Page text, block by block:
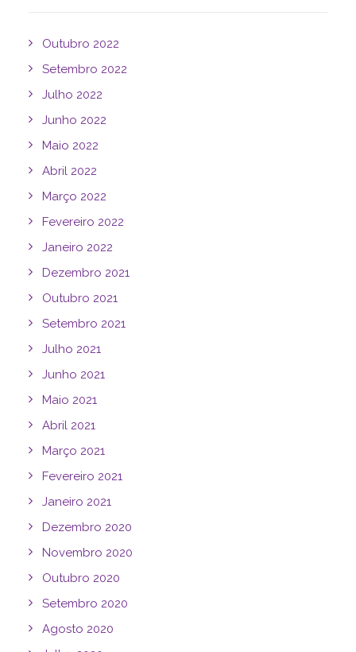
Outubro 2022
Setembro 2022
Julho 2022
Junho 2022
Maio 2022
Abril 2022
Março 2022
Fevereiro 2022
Janeiro 2022
Dezembro 2021
Outubro 2021
Setembro 2021
Julho 2021
Junho 2021
Maio 2021
Abril 2021
Março 2021
Fevereiro 2021
Janeiro 2021
Dezembro 2020
Novembro 2020
Outubro 2020
Setembro 2020
Agosto 2020